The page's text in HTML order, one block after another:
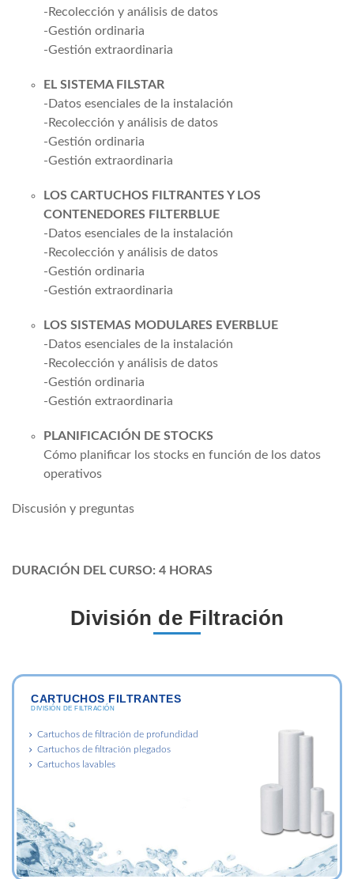
-Recolección y análisis de datos
-Gestión ordinaria
-Gestión extraordinaria
EL SISTEMA FILSTAR
-Datos esenciales de la instalación
-Recolección y análisis de datos
-Gestión ordinaria
-Gestión extraordinaria
LOS CARTUCHOS FILTRANTES Y LOS
CONTENEDORES FILTERBLUE
-Datos esenciales de la instalación
-Recolección y análisis de datos
-Gestión ordinaria
-Gestión extraordinaria
LOS SISTEMAS MODULARES EVERBLUE
-Datos esenciales de la instalación
-Recolección y análisis de datos
-Gestión ordinaria
-Gestión extraordinaria
PLANIFICACIÓN DE STOCKS
Cómo planificar los stocks en función de los datos
operativos
Discusión y preguntas
DURACIÓN DEL CURSO: 4 HORAS
División de Filtración
CARTUCHOS FILTRANTES
DIVISIÓN DE FILTRACIÓN
Cartuchos de filtración de profundidad
Cartuchos de filtración plegados
Cartuchos lavables